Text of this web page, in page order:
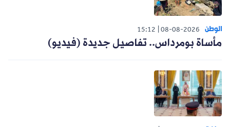
الوطن 08-08-2026
15:12
مأساة بومرداس.. تفاصيل جديدة (فيديو)